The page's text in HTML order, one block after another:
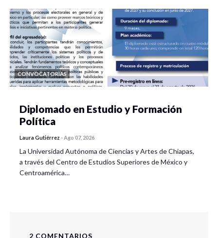
CONVOCATORIAS
Diplomado en Estudio y Formación
Política
Laura Gutiérrez -Ago 07, 2026
La Universidad Autónoma de Ciencias y Artes de Chiapas,
a través del Centro de Estudios Superiores de México y
Centroamérica…
2 COMENTARIOS